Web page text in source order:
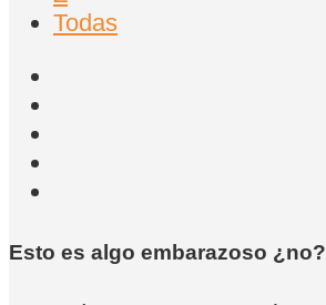
Todas
Esto es algo embarazoso ¿no?